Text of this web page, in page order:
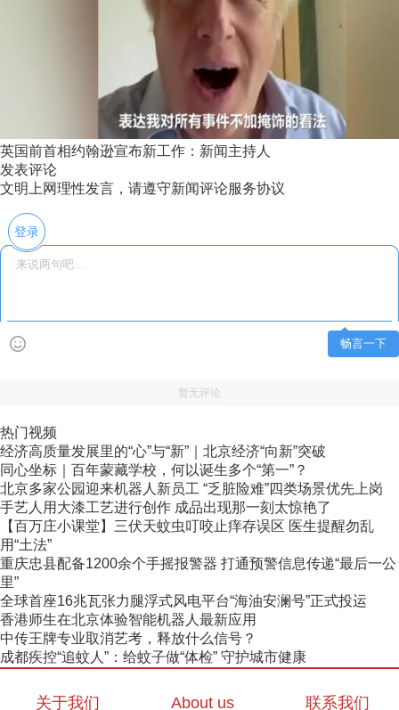
英国前首相约翰逊宣布新工作：新闻主持人
发表评论
文明上网理性发言，请遵守新闻评论服务协议
登录
畅言一下
暂无评论
热门视频
经济高质量发展里的“心”与“新”｜北京经济“向新”突破
同心坐标｜百年蒙藏学校，何以诞生多个“第一”？
北京多家公园迎来机器人新员工 “乏脏险难”四类场景优先上岗
手艺人用大漆工艺进行创作 成品出现那一刻太惊艳了
【百万庄小课堂】三伏天蚊虫叮咬止痒存误区 医生提醒勿乱
用“土法”
重庆忠县配备1200余个手摇报警器 打通预警信息传递“最后一公
里”
全球首座16兆瓦张力腿浮式风电平台“海油安澜号”正式投运
香港师生在北京体验智能机器人最新应用
中传王牌专业取消艺考，释放什么信号？
成都疾控“追蚊人”：给蚊子做“体检” 守护城市健康
关于我们 About us 联系我们